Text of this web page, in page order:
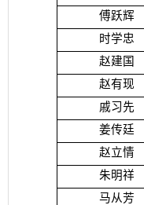
傅跃辉
时学忠
赵建国
赵有现
戚习先
姜传廷
赵立情
朱明祥
马从芳